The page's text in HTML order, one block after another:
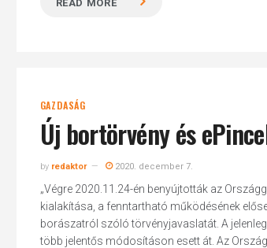
READ MORE
GAZDASÁG
Új bortörvény és
by redaktor 2020. december 7.
„Végre 2020.11.24-én benyújtották az
kialakítása, a fenntartható működésének
borászatról szóló törvényjavaslatát. A
több jelentős módosításon esett át. Az